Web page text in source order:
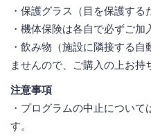
・保護グラス（目を保護する
・機体保険は各自で必ずご加
・飲み物（施設に隣接する
ませんので、ご購入の上お持
注意事項
・プログラムの中止につい
す。